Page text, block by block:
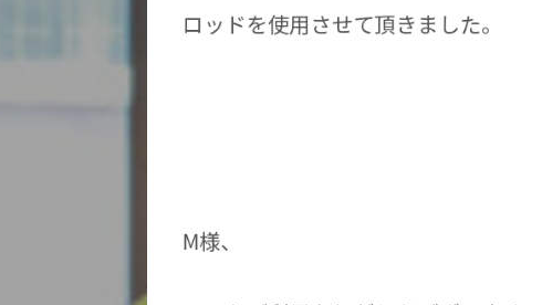
ロッドを使用させて頂きました。
M様、